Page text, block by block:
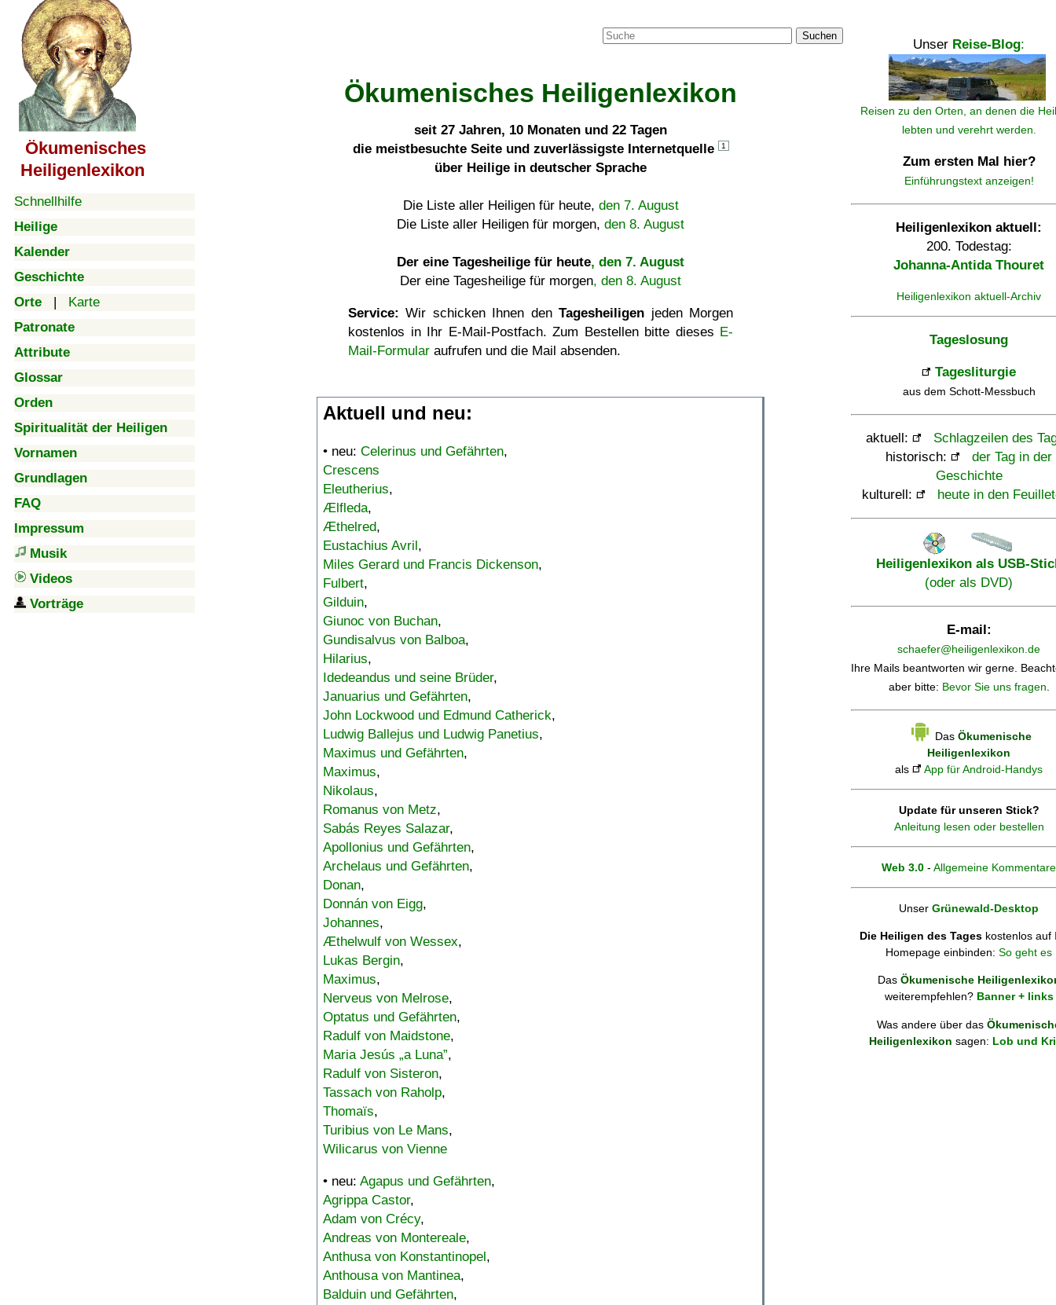
Ökumenisches
Heiligenlexikon
Schnellhilfe
Heilige
Kalender
Geschichte
Orte | Karte
Patronate
Attribute
Glossar
Orden
Spiritualität der Heiligen
Vornamen
Grundlagen
FAQ
Impressum
Musik
Videos
Vorträge
Suchen
Ökumenisches Heiligenlexikon
seit 27 Jahren, 10 Monaten und 22 Tagen
die meistbesuchte Seite und zuverlässigste Internetquelle
1
über Heilige in deutscher Sprache
Die Liste aller Heiligen für heute, den 7. August
Die Liste aller Heiligen für morgen, den 8. August
Der eine Tagesheilige für heute, den 7. August
Der eine Tagesheilige für morgen, den 8. August
Service: Wir schicken Ihnen denTagesheiligen jeden Morgen
kostenlos in Ihr E-Mail-Postfach. Zum Bestellen bitte dieses E-
Mail-Formular aufrufen und die Mail absenden.
Aktuell und neu:
• neu: Celerinus und Gefährten,
Crescens
Eleutherius,
Ælfleda,
Æthelred,
Eustachius Avril,
Miles Gerard und Francis Dickenson,
Fulbert,
Gilduin,
Giunoc von Buchan,
Gundisalvus von Balboa,
Hilarius,
Idedeandus und seine Brüder,
Januarius und Gefährten,
John Lockwood und Edmund Catherick,
Ludwig Ballejus und Ludwig Panetius,
Maximus und Gefährten,
Maximus,
Nikolaus,
Romanus von Metz,
Sabás Reyes Salazar,
Apollonius und Gefährten,
Archelaus und Gefährten,
Donan,
Donnán von Eigg,
Johannes,
Æthelwulf von Wessex,
Lukas Bergin,
Maximus,
Nerveus von Melrose,
Optatus und Gefährten,
Radulf von Maidstone,
Maria Jesús „a Luna”,
Radulf von Sisteron,
Tassach von Raholp,
Thomaïs,
Turibius von Le Mans,
Wilicarus von Vienne
• neu: Agapus und Gefährten,
Agrippa Castor,
Adam von Crécy,
Andreas von Montereale,
Anthusa von Konstantinopel,
Anthousa von Mantinea,
Balduin und Gefährten,
Unser Reise-Blog:
Reisen zu den Orten, an denen die
lebten und verehrt werden.
Zum ersten Mal hier?
Einführungstext anzeigen!
Heiligenlexikon aktuell:
200. Todestag:
Johanna-Antida Thouret
Heiligenlexikon aktuell-Archiv
Tageslosung
Tagesliturgie
aus dem Schott-Messbuch
aktuell:
Schlagzeilen des
historisch:
der Tag in der
Geschichte
kulturell:
heute in den
Heiligenlexikon als USB-
(oder als DVD)
E-mail:
schaefer@heiligenlexikon.de
Ihre Mails beantworten wir gerne.
aber bitte: Bevor Sie uns fragen.
Das Ökumenische
Heiligenlexikon
als
App für Android-Handys
Update für unseren Stick?
Anleitung lesen oder bestellen
Web 3.0 - Allgemeine Kommentare
Unser Grünewald-Desktop
Die Heiligen des Tages kostenlos auf
Homepage einbinden: So geht es
Das Ökumenische
weiterempfehlen? Banner + links
Was andere über das
Heiligenlexikon sagen: Lob und